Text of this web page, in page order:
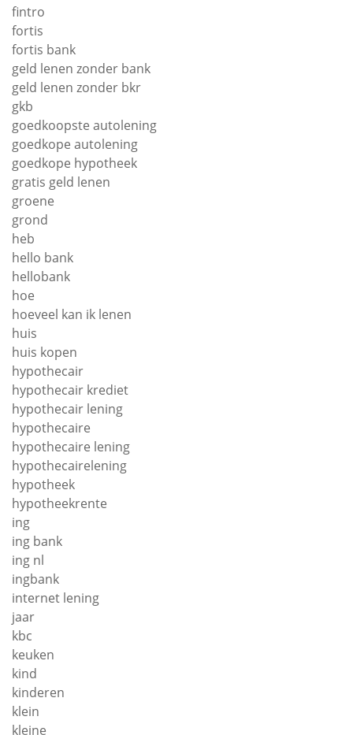
fintro
fortis
fortis bank
geld lenen zonder bank
geld lenen zonder bkr
gkb
goedkoopste autolening
goedkope autolening
goedkope hypotheek
gratis geld lenen
groene
grond
heb
hello bank
hellobank
hoe
hoeveel kan ik lenen
huis
huis kopen
hypothecair
hypothecair krediet
hypothecair lening
hypothecaire
hypothecaire lening
hypothecairelening
hypotheek
hypotheekrente
ing
ing bank
ing nl
ingbank
internet lening
jaar
kbc
keuken
kind
kinderen
klein
kleine